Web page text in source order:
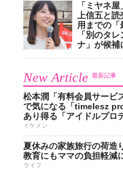
「ミヤネ
上信五と読
用までの「
「別のタ
ナ」が候補
New Article 最新記事
松本潤「有料会員サービ
で気になる「timelesz
あり得る「アイドルプロ
イケメン
夏休みの家族旅行の荷造
教育にもママの負担軽減
ライフ